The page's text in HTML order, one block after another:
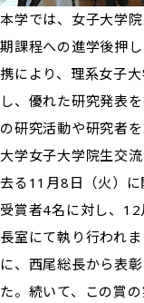
本学では、女子大学
期課程への進学後押
携により、理系女子
し、優れた研究発表
の研究活動や研究者
大学女子大学院生交
去る11月8日（火）
受賞者4名に対し、
長室にて執り行われ
に、西尾総長から表
た。続いて、この賞